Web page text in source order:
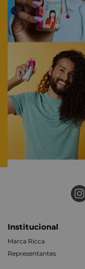
Institucional
Marca Ricca
Representantes